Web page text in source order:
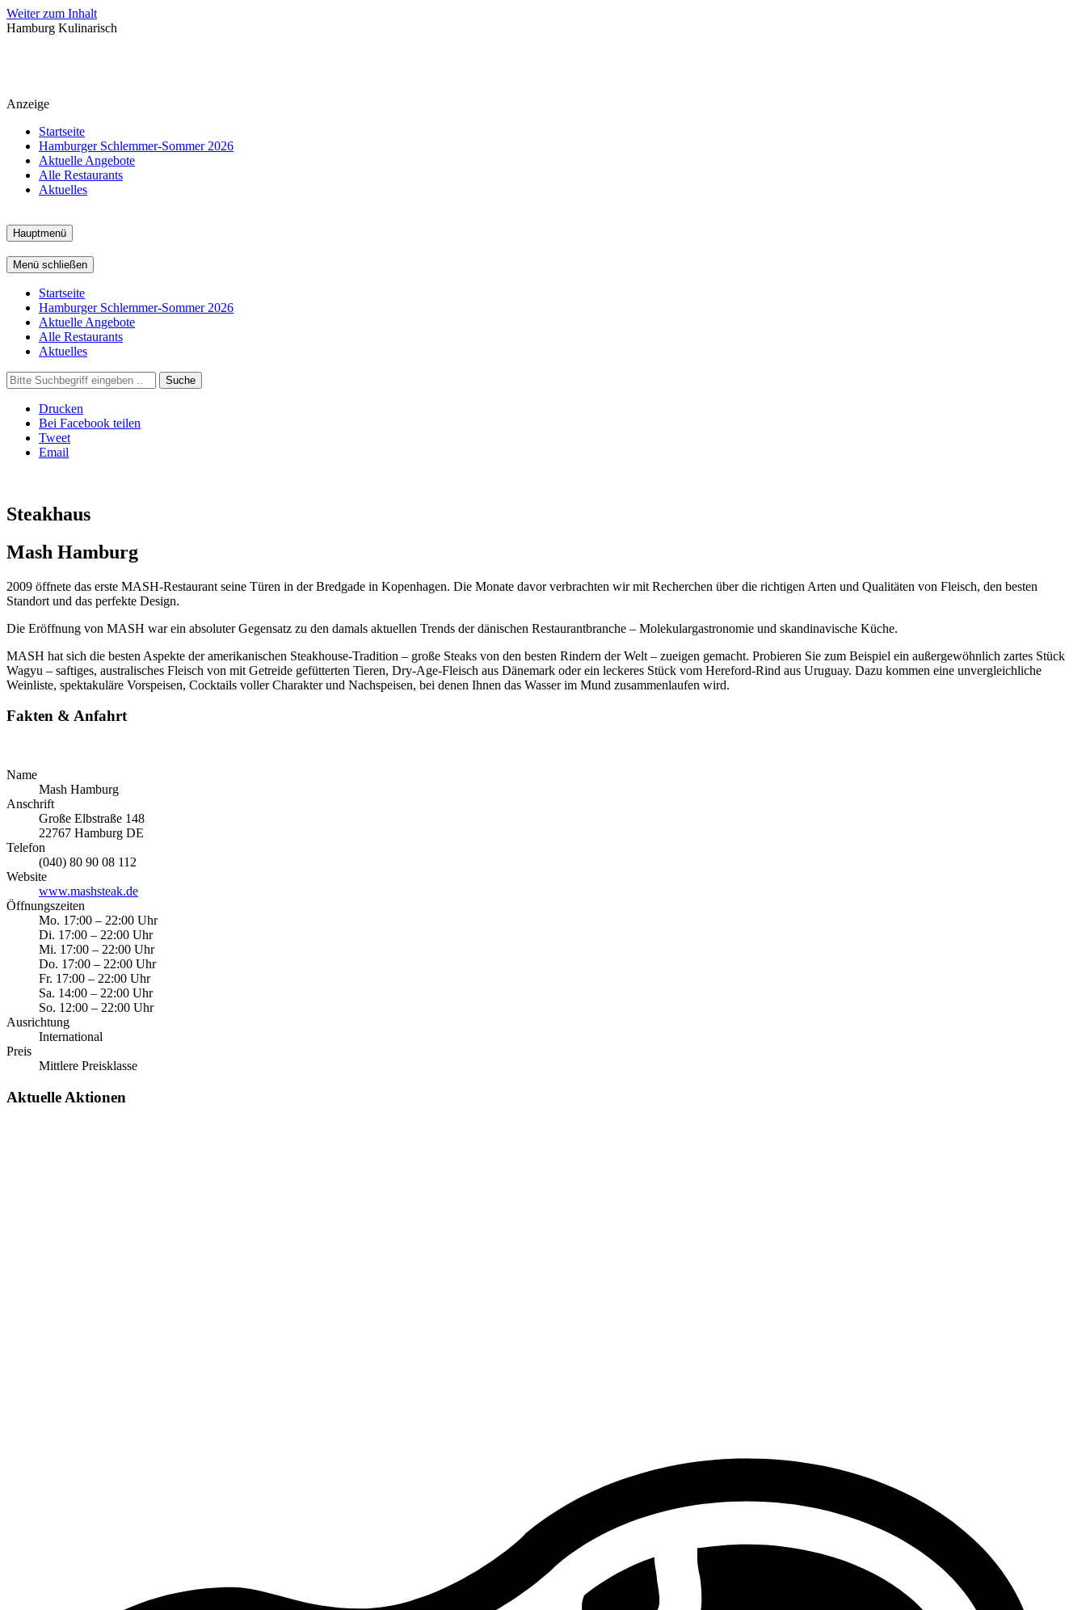
Weiter zum Inhalt
Hamburg Kulinarisch
Anzeige
Startseite
Hamburger Schlemmer-Sommer 2026
Aktuelle Angebote
Alle Restaurants
Aktuelles
Hauptmenü
Menü schließen
Startseite
Hamburger Schlemmer-Sommer 2026
Aktuelle Angebote
Alle Restaurants
Aktuelles
Suche
Drucken
Bei Facebook teilen
Tweet
Email
Steakhaus
Mash Hamburg
2009 öffnete das erste MASH-Restaurant seine Türen in der Bredgade in Kopenhagen. Die Monate davor verbrachten wir mit Recherchen über die richtigen Arten und Qualitäten von Fleisch, den besten
Standort und das perfekte Design.
Die Eröffnung von MASH war ein absoluter Gegensatz zu den damals aktuellen Trends der dänischen Restaurantbranche – Molekulargastronomie und skandinavische Küche.
MASH hat sich die besten Aspekte der amerikanischen Steakhouse-Tradition – große Steaks von den besten Rindern der Welt – zueigen gemacht. Probieren Sie zum Beispiel ein außergewöhnlich zartes Stück
Wagyu – saftiges, australisches Fleisch von mit Getreide gefütterten Tieren, Dry-Age-Fleisch aus Dänemark oder ein leckeres Stück vom Hereford-Rind aus Uruguay. Dazu kommen eine unvergleichliche
Weinliste, spektakuläre Vorspeisen, Cocktails voller Charakter und Nachspeisen, bei denen Ihnen das Wasser im Mund zusammenlaufen wird.
Fakten & Anfahrt
Name
Mash Hamburg
Anschrift
Große Elbstraße 148
22767 Hamburg DE
Telefon
(040) 80 90 08 112
Website
www.mashsteak.de
Öffnungszeiten
Mo. 17:00 – 22:00 Uhr
Di. 17:00 – 22:00 Uhr
Mi. 17:00 – 22:00 Uhr
Do. 17:00 – 22:00 Uhr
Fr. 17:00 – 22:00 Uhr
Sa. 14:00 – 22:00 Uhr
So. 12:00 – 22:00 Uhr
Ausrichtung
International
Preis
Mittlere Preisklasse
Aktuelle Aktionen